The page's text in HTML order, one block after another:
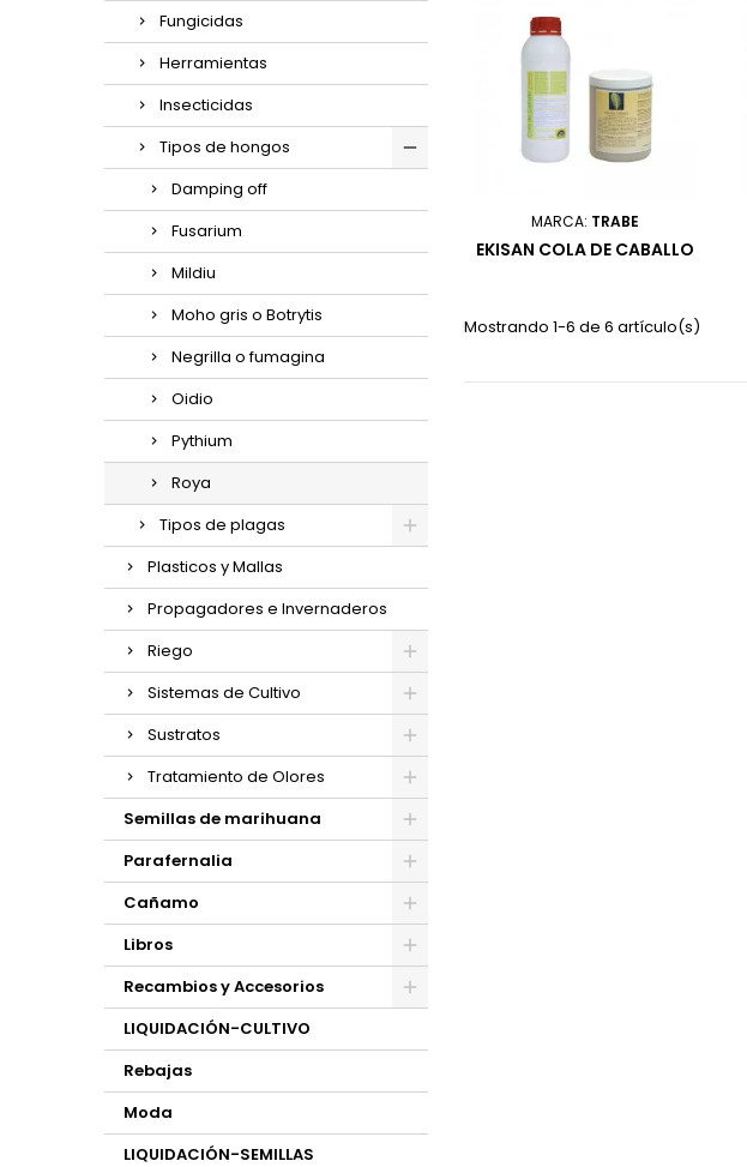
Fungicidas
Herramientas
Insecticidas
Tipos de hongos
Damping off
Fusarium
Mildiu
Moho gris o Botrytis
Negrilla o fumagina
Oidio
Pythium
Roya
Tipos de plagas
Plasticos y Mallas
Propagadores e Invernaderos
Riego
Sistemas de Cultivo
Sustratos
Tratamiento de Olores
Semillas de marihuana
Parafernalia
Cañamo
Libros
Recambios y Accesorios
LIQUIDACIÓN-CULTIVO
Rebajas
Moda
LIQUIDACIÓN-SEMILLAS
MARCA: TRABE
EKISAN COLA DE CABALLO
Mostrando 1-6 de 6 artículo(s)